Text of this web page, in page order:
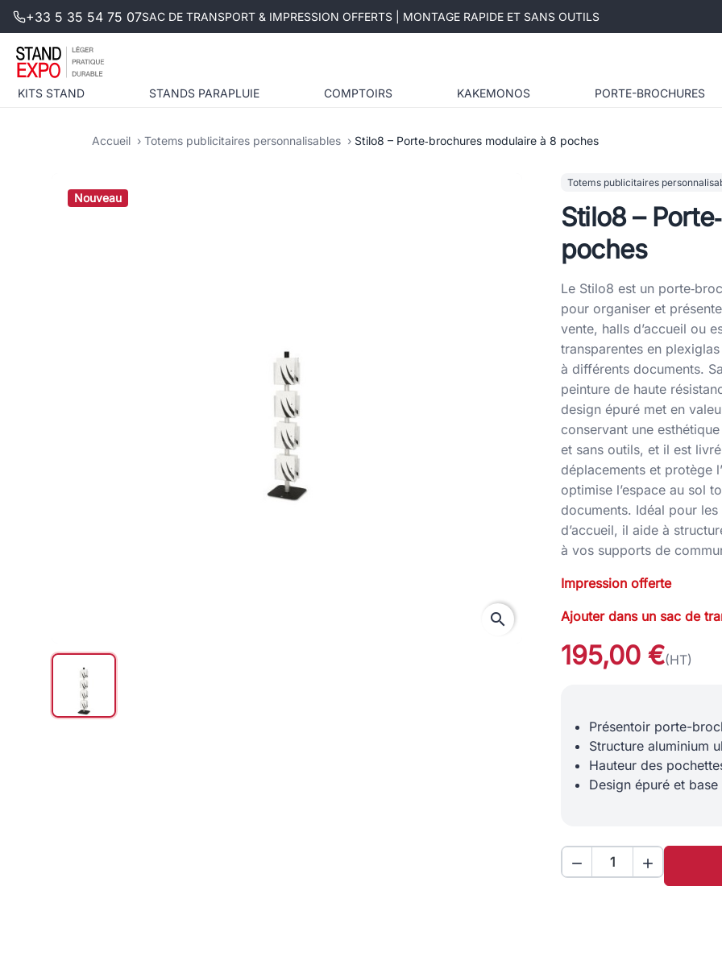
+33 5 35 54 75 07SAC DE TRANSPORT & IMPRESSION OFFERTS | MONTAGE RAPIDE ET SANS OUTILS
KITS STAND STANDS PARAPLUIE COMPTOIRS KAKEMONOS PORTE-BROCHURES
Accueil Totems publicitaires personnalisables Stilo8 – Porte‑brochures modulaire à 8 poches
Nouveau
search
Totems publicitaires
Stilo8 –
poches
Le Stilo8 est un
pour organiser et
vente, halls d’accueil ou
transparentes en
à différents documents.
peinture de haute
design épuré met en
conservant une
et sans outils, et il est
déplacements et protège
optimise l’espace au sol
documents. Idéal pour
d’accueil, il aide à
à vos supports de
Impression offerte
Ajouter dans un sac de
195,00 €(HT)
Présentoir porte-
Structure aluminium
Hauteur des
Design épuré et base
 